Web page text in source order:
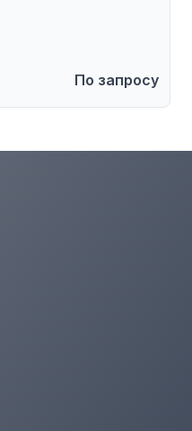
По запросу